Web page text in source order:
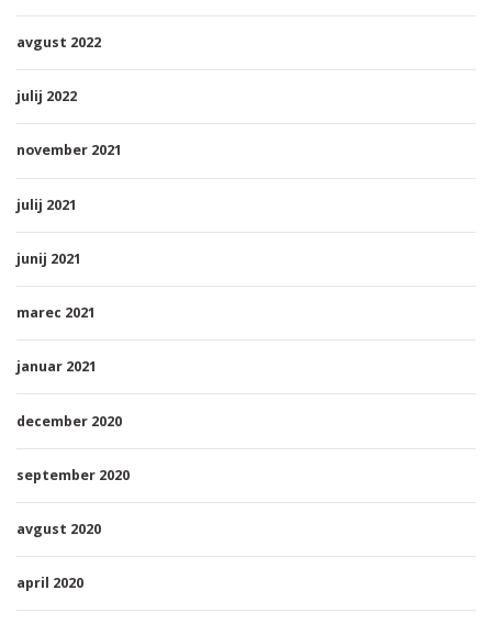
avgust 2022
julij 2022
november 2021
julij 2021
junij 2021
marec 2021
januar 2021
december 2020
september 2020
avgust 2020
april 2020